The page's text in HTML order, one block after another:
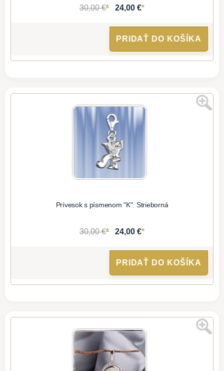
30,00 €* 24,00 €*
PRIDAŤ DO KOŠÍKA
Prívesok s písmenom "K". Strieborná
30,00 €* 24,00 €*
PRIDAŤ DO KOŠÍKA